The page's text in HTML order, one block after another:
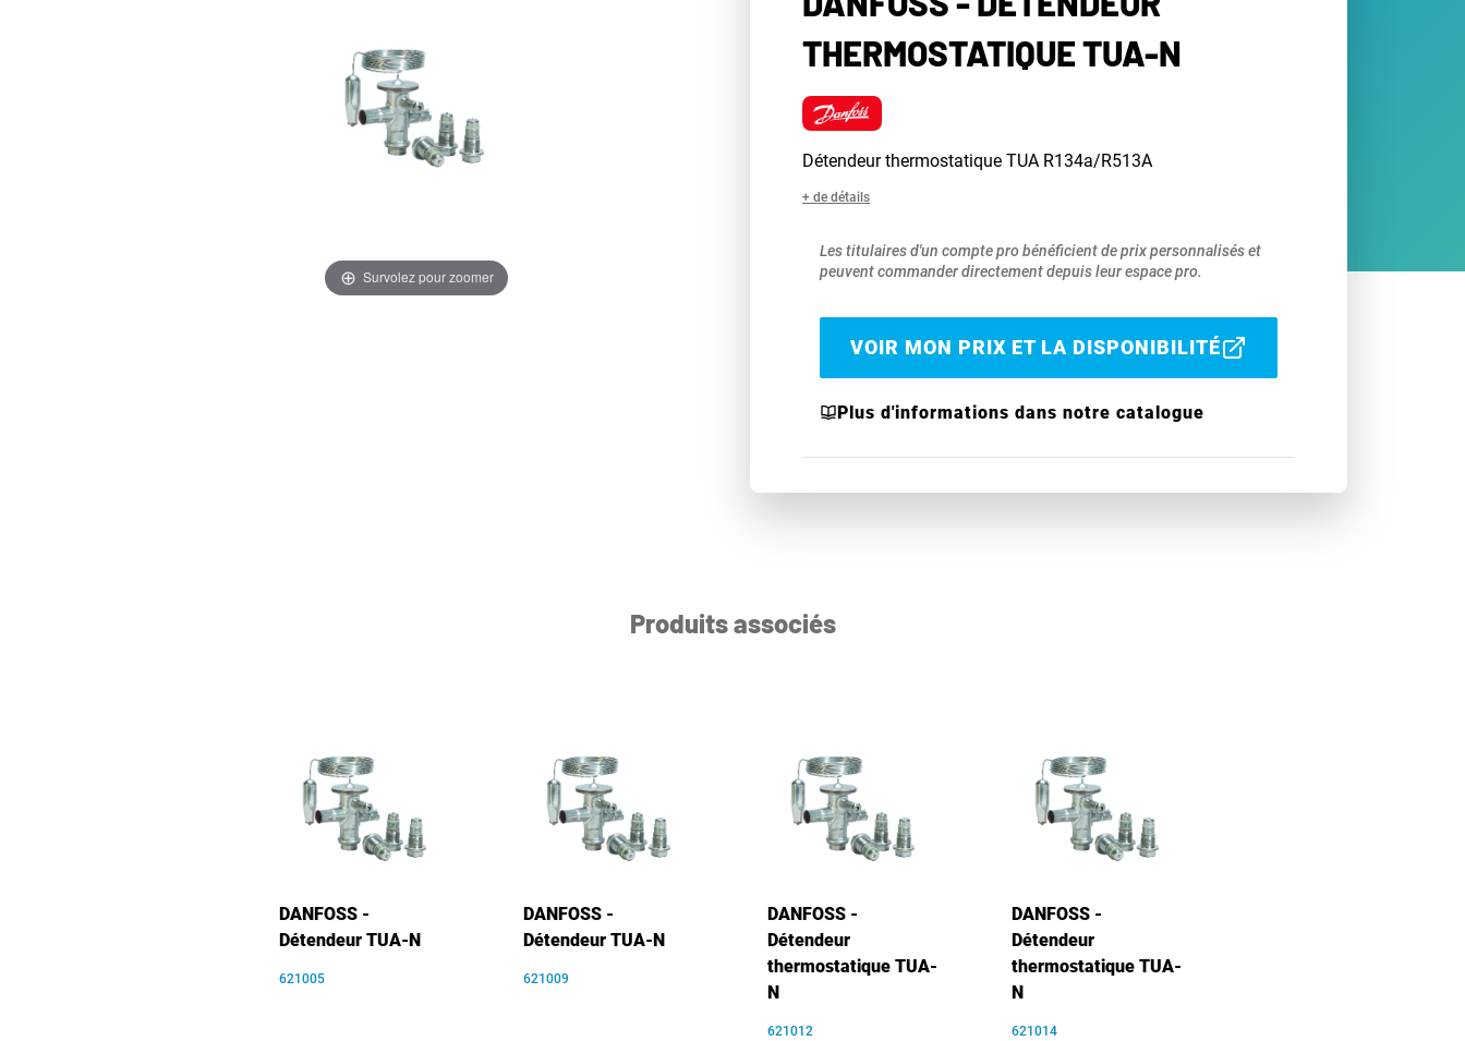
Survolez pour zoomer
THERMOSTATIQUE TUA-N
Détendeur thermostatique TUA R134a/R513A
+ de détails
Les titulaires d'un compte pro bénéficient de prix personnalisés et
peuvent commander directement depuis leur espace pro.
VOIR MON PRIX ET LA DISPONIBILITÉ
Plus d'informations dans notre catalogue
Produits associés
DANFOSS -
Détendeur TUA-N
621005
DANFOSS -
Détendeur TUA-N
621009
DANFOSS -
Détendeur
thermostatique TUA-
N
621012
DANFOSS -
Détendeur
thermostatique TUA-
N
621014